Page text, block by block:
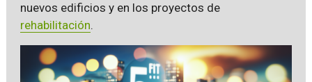
nuevos edificios y en los proyectos de
rehabilitación.